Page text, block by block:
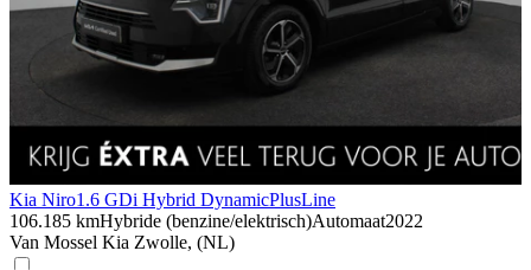
Kia Niro1.6 GDi Hybrid DynamicPlusLine
106.185 kmHybride (benzine/elektrisch)Automaat2022
Van Mossel Kia Zwolle, (NL)